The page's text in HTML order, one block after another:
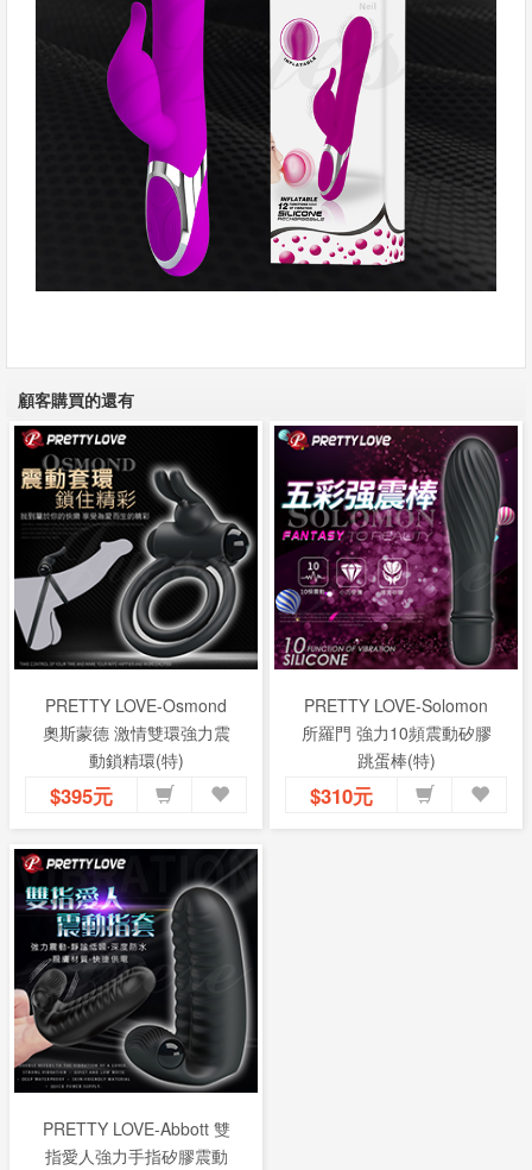
顧客購買的還有
PRETTY LOVE-Osmond
奧斯蒙德 激情雙環強力震
動鎖精環(特)
$395元
PRETTY LOVE-Solomon
所羅門 強力10頻震動矽膠
跳蛋棒(特)
$310元
PRETTY LOVE-Abbott 雙
指愛人強力手指矽膠震動